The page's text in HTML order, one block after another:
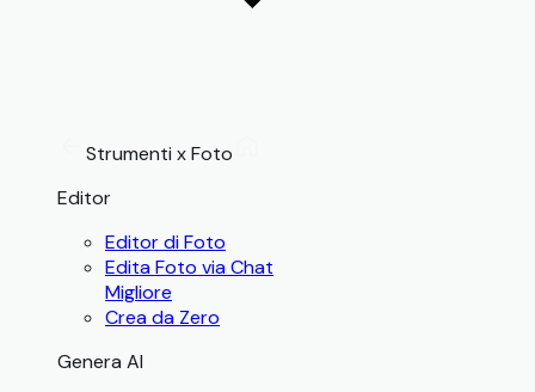
Strumenti x Foto
Editor
Editor di Foto
Edita Foto via Chat
Migliore
Crea da Zero
Genera AI